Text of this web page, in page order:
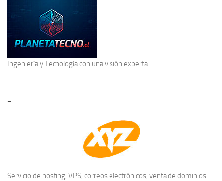
Ingeniería y Tecnologíacon una visión experta
–
Servicio de hosting, VPS, correos electrónicos, venta de dominios